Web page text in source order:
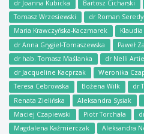
dr Joanna Kubicka
Bartosz Cicharski
Tomasz Wrzesiewski
dr Roman
Maria Krawczyńska-Kaczmarek
Klaudia
dr Anna Grygiel-Tomaszewska
Paweł
dr hab. Tomasz Maślanka
dr Nelli
dr Jacqueline Kacprzak
Weronika
Teresa Cebrowska
Bożena Wilk
dr
Renata Zielińska
Aleksandra Sysiak
Maciej Czapiewski
Piotr Torchała
Magdalena Kaźmierczak
Aleksandra